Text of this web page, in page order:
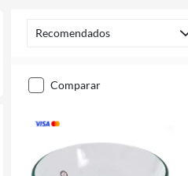
Recomendados
comparar